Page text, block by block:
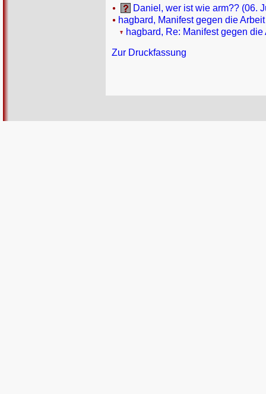
Daniel, wer ist wie arm?? (06.
hagbard, Manifest gegen die
hagbard, Re: Manifest gegen
Zur Druckfassung